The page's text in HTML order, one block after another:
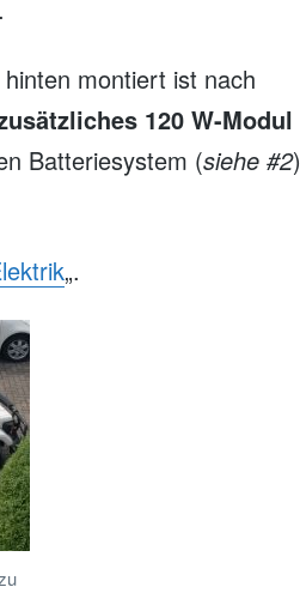
montiert ist nach
120 W-Modul
Batteriesystem (siehe #2)
„.